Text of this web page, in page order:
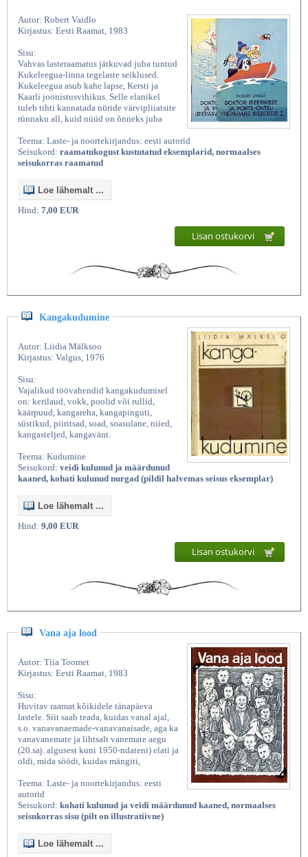
Autor: Robert Vaidlo
Kirjastus: Eesti Raamat, 1983
Sisu:
Vahvas lasteraamatus jätkuvad juba tuntud
Kukeleegua-linna tegelaste seiklused.
Kukeleegua asub kahe lapse, Kersti ja
Kaarli joonistusvihikus. Selle elanikel
tuleb tihti kannatada nüride värvipliiatsite
rünnaku all, kuid nüüd on õnneks juba
Teema: Laste- ja noortekirjandus: eesti autorid
Seisukord: raamatukogust kustutatud eksemplarid, normaalses
seisukorras raamatud
Loe lähemalt ...
Hind: 7,00 EUR
Lisan ostukorvi
Kangakudumine
Autor: Liidia Mälksoo
Kirjastus: Valgus, 1976
Sisu:
Vajalikud töövahendid kangakudumisel
on: kerilaud, vokk, poolid või rullid,
käärpuud, kangareha, kangapinguti,
süstikud, piiritsad, soad, soasulane, niied,
kangasteljed, kangavänt.
Teema: Kudumine
Seisukord: veidi kulunud ja määrdunud
kaaned, kohati kulunud nurgad (pildil halvemas seisus eksemplar)
Loe lähemalt ...
Hind: 9,00 EUR
Lisan ostukorvi
Vana aja lood
Autor: Tiia Toomet
Kirjastus: Eesti Raamat, 1983
Sisu:
Huvitav raamat kõikidele tänapäeva
lastele. Siit saab teada, kuidas vanal ajal,
s.o. vanavanaemade-vanavanaisade, aga ka
vanavanemate ja lihtsalt vanemate aegu
(20.saj. algusest kuni 1950-ndateni) elati ja
oldi, mida söödi, kuidas mängiti,
Teema: Laste- ja noortekirjandus: eesti
autorid
Seisukord: kohati kulunud ja veidi määrdunud kaaned, normaalses
seisukorras sisu (pilt on illustratiivne)
Loe lähemalt ...